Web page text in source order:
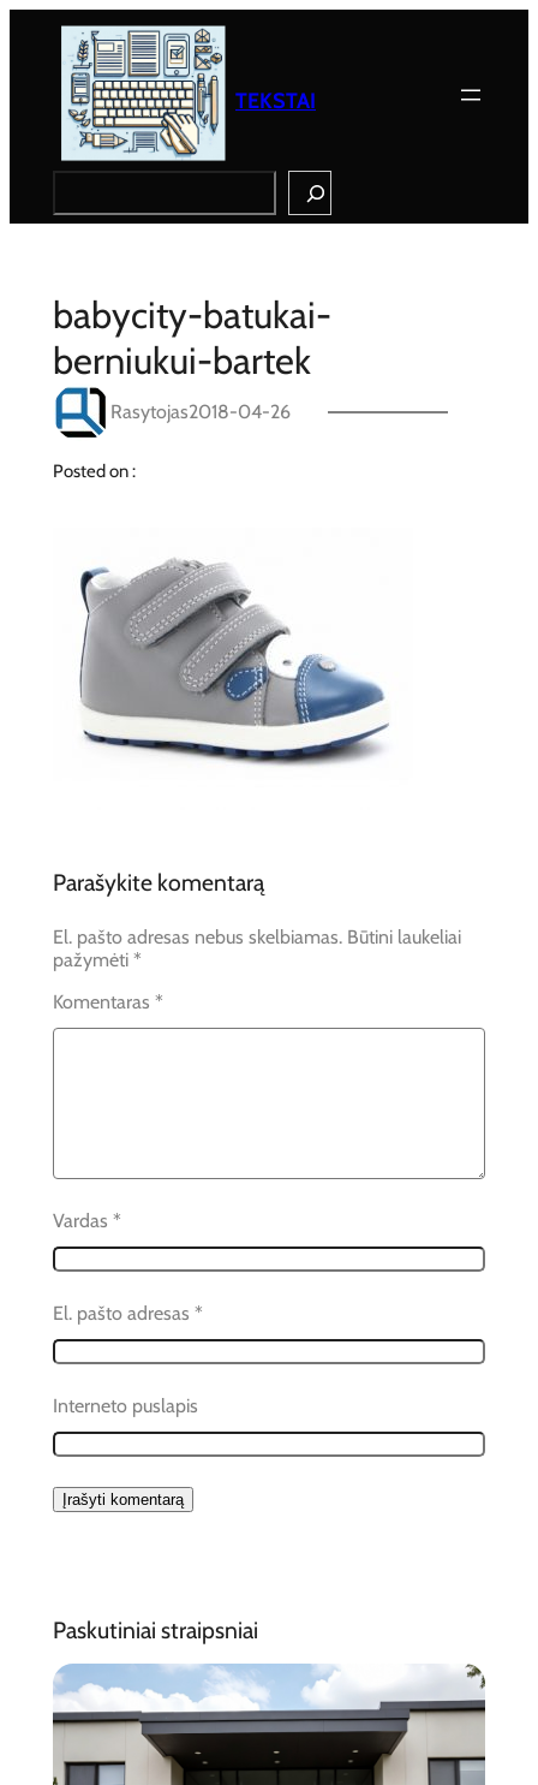
TEKSTAI
babycity-batukai-
berniukui-bartek
Rasytojas2018-04-26
Posted on :
Parašykite komentarą
El. pašto adresas nebus skelbiamas. Būtini laukeliai
pažymėti *
Komentaras *
Vardas *
El. pašto adresas *
Interneto puslapis
Paskutiniai straipsniai